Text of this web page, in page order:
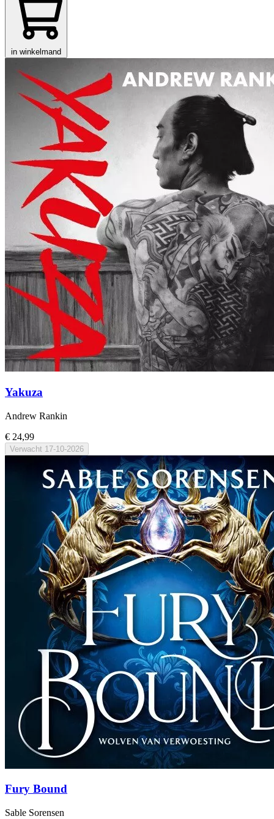
in winkelmand
Yakuza
Andrew Rankin
€ 24,99
Verwacht 17-10-2026
Fury Bound
Sable Sorensen